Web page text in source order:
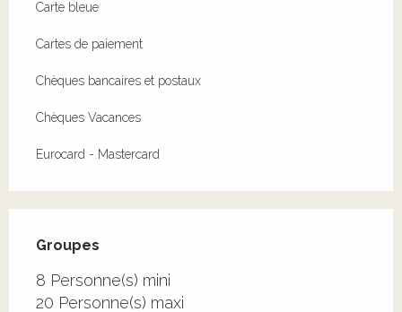
Carte bleue
Cartes de paiement
Chèques bancaires et postaux
Chèques Vacances
Eurocard - Mastercard
Groupes
Groupes
8 Personne(s) mini
20 Personne(s) maxi